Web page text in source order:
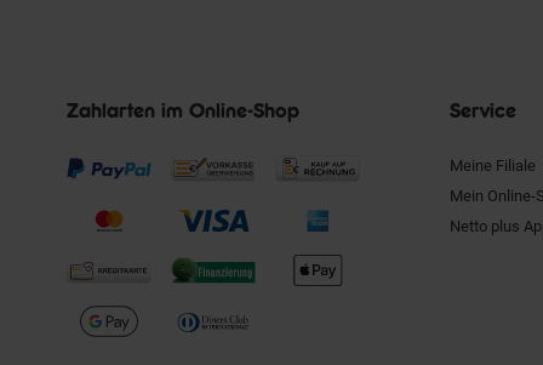
Zahlarten im Online-Shop Service
Meine Filiale
Mein Online-
Netto plus